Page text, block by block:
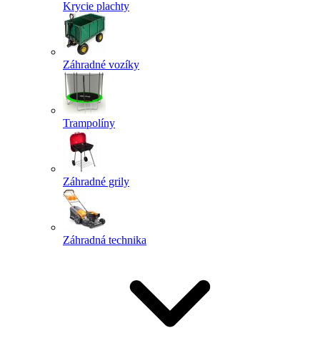
Krycie plachty
Záhradné vozíky
Trampolíny
Záhradné grily
Záhradná technika